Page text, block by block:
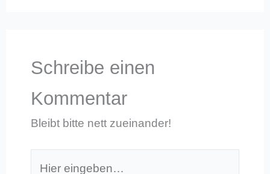
Schreibe einen
Kommentar
Bleibt bitte nett zueinander!